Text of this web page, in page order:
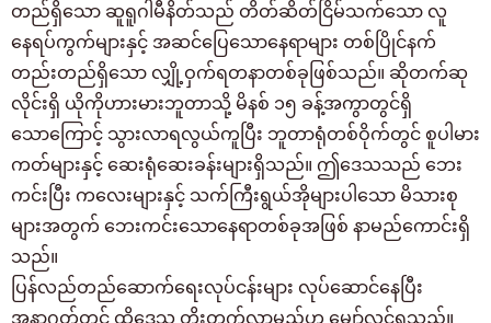
တည်ရှိသော ဆူရူဂါမီနိတ်သည် တိတ်ဆိတ်ငြိမ်သက်သော လူ
နေရပ်ကွက်များနှင့် အဆင်ပြေသောနေရာများ တစ်ပြိုင်နက်
တည်းတည်ရှိသော လျှို့ဝှက်ရတနာတစ်ခုဖြစ်သည်။ ဆိုတက်ဆု
လိုင်းရှိ ယိုကိုဟားမားဘူတာသို့ မိနစ် ၁၅ ခန့်အကွာတွင်ရှိ
သောကြောင့် သွားလာရလွယ်ကူပြီး ဘူတာရုံတစ်ဝိုက်တွင် စူပါမား
ကတ်များနှင့် ဆေးရုံဆေးခန်းများရှိသည်။ ဤဒေသသည် ဘေး
ကင်းပြီး ကလေးများနှင့် သက်ကြီးရွယ်အိုများပါသော မိသားစု
များအတွက် ဘေးကင်းသောနေရာတစ်ခုအဖြစ် နာမည်ကောင်းရှိ
သည်။
ပြန်လည်တည်ဆောက်ရေးလုပ်ငန်းများ လုပ်ဆောင်နေပြီး
အနာဂတ်တွင် ထိုဒေသ တိုးတက်လာမည်ဟု မျှော်လင့်ရသည်။
အခန်းရှာနေသူများအတွက်
03-6712-4346